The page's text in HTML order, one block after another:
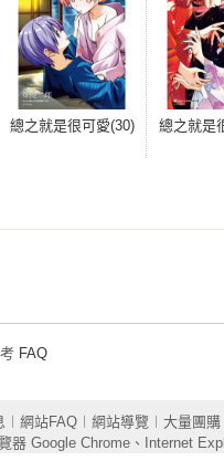
總之就是很可愛(30) 總之就是
FAQ
網站FAQ︱ 網站導覽︱ 大量團購
器 Google Chrome 、Internet